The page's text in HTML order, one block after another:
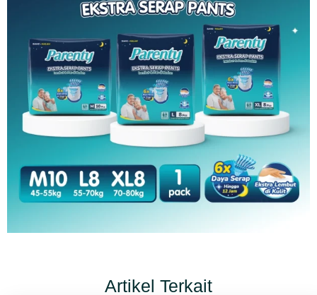
Artikel Terkait